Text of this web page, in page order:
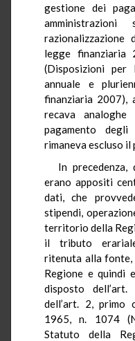
gestione dei
legge finanziaria
(Disposizioni per
annuale e
finanziaria 2007),
recava
pagamento
rimaneva escluso il
In precedenza,
erano appositi
dati, che
stipendi,
territorio della
il tributo
ritenuta alla fonte,
Regione e quindi
disposto
dell’art. 2, primo
1965, n. 1074
Statuto della